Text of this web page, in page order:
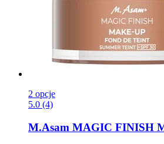
2 opcje
5.0 (4)
M.Asam MAGIC FINISH